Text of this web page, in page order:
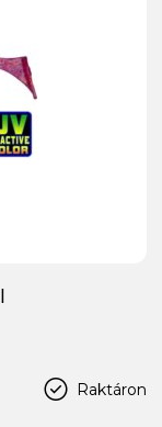
Raktáron